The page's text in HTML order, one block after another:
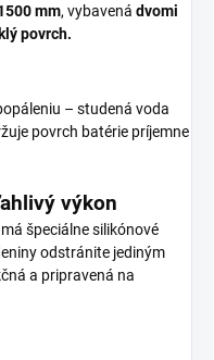
mm, vybavená dvomi
povrch.
– studená voda
povrch batérie príjemne
výkon
má špeciálne silikónové
odstránite jediným
a pripravená na